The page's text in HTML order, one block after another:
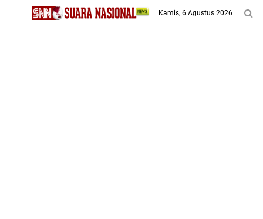
-->
Kamis, 6 Agustus 2026